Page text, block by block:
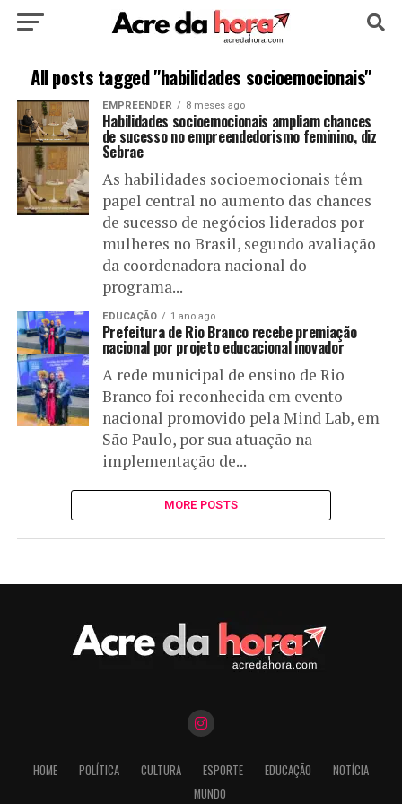
HOME POLÍTICA CULTURA ESPORTE
EDUCAÇÃO NOTÍCIA MUNDO
All posts tagged "habilidades socioemocionais"
EMPREENDER 8 meses ago
Habilidades socioemocionais ampliam chances
de sucesso no empreendedorismo feminino, diz
Sebrae
As habilidades socioemocionais têm
papel central no aumento das chances
de sucesso de negócios liderados por
mulheres no Brasil, segundo avaliação
da coordenadora nacional do
programa...
EDUCAÇÃO 1 ano ago
Prefeitura de Rio Branco recebe premiação
nacional por projeto educacional inovador
A rede municipal de ensino de Rio
Branco foi reconhecida em evento
nacional promovido pela Mind Lab, em
São Paulo, por sua atuação na
implementação de...
MORE POSTS
HOME POLÍTICA CULTURA ESPORTE EDUCAÇÃO
NOTÍCIA
MUNDO